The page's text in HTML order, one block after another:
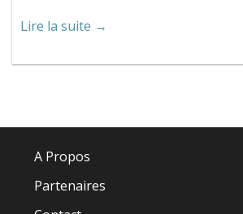
Lire la suite →
A Propos
Partenaires